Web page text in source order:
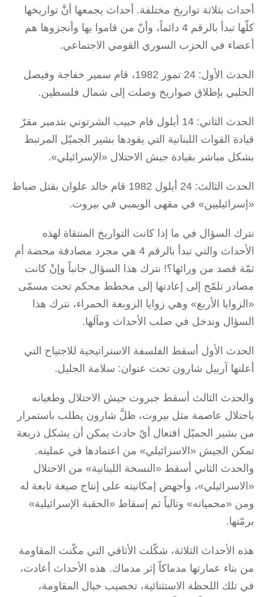
أحداث بثلاثة تواريخ مختلفة. أحداث يجمعها أنَّ تواريخها
كلّها تبدأ بالرقم 4 دائماً، وأنّ من قاموا بها وأنجزوها هم
أعضاء في الحزب السوري القومي الاجتماعي.
الحدث الأول: 24 تموز 1982، قام سمير خفاجة وفيصل
الحلبي بإطلاق صواريخ وصلت إلى شمال فلسطين.
الحدث الثاني: 14 أيلول قام حبيب الشرتوني بتدمير مقرّ
قيادة القوات اللبنانية التي يقودها بشير الجميّل المرتبط
بشكل مباشر بقيادة جيش الاحتلال «الإسرائيلي».
الحدث الثالث: 24 أيلول 1982 قام خالد علوان بقتل ضباط
«إسرائيليين» في مقهى الويمبي في بيروت.
نترك السؤال في ما إذا كانت التواريخ المنتقاة لهذه
الأحداث والتي تبدأ بالرقم 4 هي مجرد مصادفة محضة أم
ثمّة قصد من ورائها؟! نترك هذا السؤال جانباً وإنْ كانت
مصادر تلمّح إلى إعادتها إلى مخطط محكم تحت مسمّى
«الزوايا الأربع» وهي زوايا الزوبعة الحمراء، نترك هذا
السؤال وندخل في صلب الأحداث ومآلها.
الحدث الأول أسقط الفلسفة الاستراتيجية للاجتياح التي
أعلنها آرييل شارون تحت عنوان: سلامة الجليل.
والحدث الثالث أسقط جبروت جيش الاحتلال وطغيانه
باحتلال عاصمة مثل بيروت، ظلَّ شارون يطلب باستمرار
من بشير الجميّل افتعال أيّ حادث يمكن أن يشكل ذريعة
تمكن الجيش «الاسرائيلي» من اعتمادها في عمليته.
والحدث الثاني أسقط «النسخة اللبنانية» من الاحتلال
«الاسرائيلي»، وأجهض إمكانيته على إنتاج صيغة تابعة له
ومن «محمياته» وتالياً ثم إسقاط «الحقبة الإسرائيلية»
برمّتها.
هذه الأحداث الثلاثة، شكّلت الأثافي التي مكّنت المقاومة
من بناء عمارتها مدماكاً إثر مدماك. هذه الأحداث أعادت،
في تلك اللحظة الاستثنائية، تخصيب خيال المقاومة،